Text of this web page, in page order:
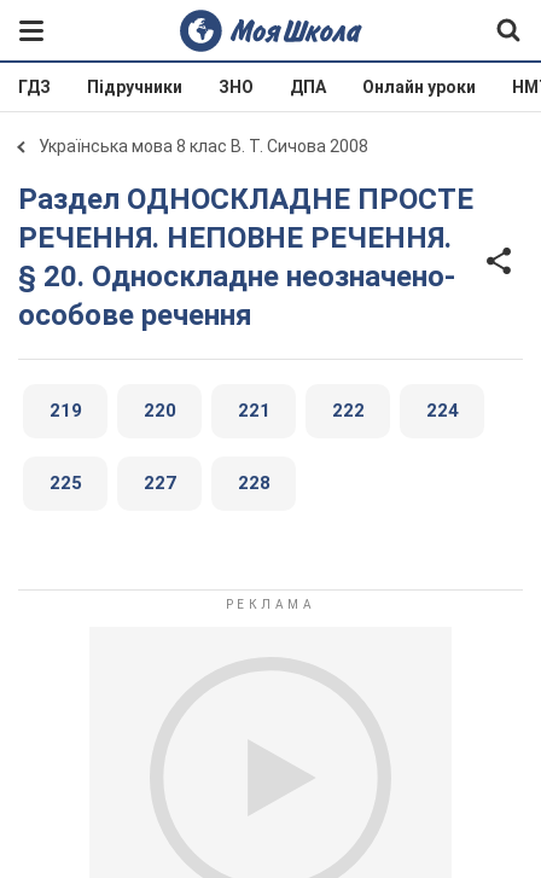
ГДЗ Підручники ЗНО ДПА Онлайн уроки
Українська мова 8 клас В. Т. Сичова 2008
Раздел ОДНОСКЛАДНЕ ПРОСТЕ
РЕЧЕННЯ. НЕПОВНЕ РЕЧЕННЯ.
§ 20. Односкладне неозначено-
особове речення
219 220 221 222 224
225 227 228